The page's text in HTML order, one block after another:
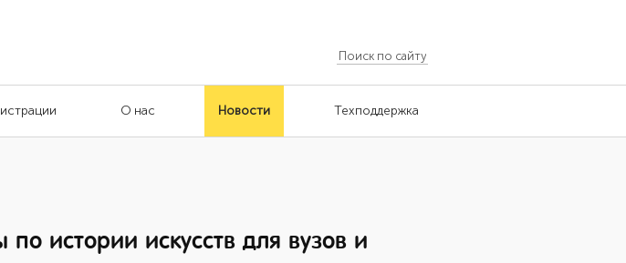
О нас Новости Техподдержка
истории искусств для вузов и